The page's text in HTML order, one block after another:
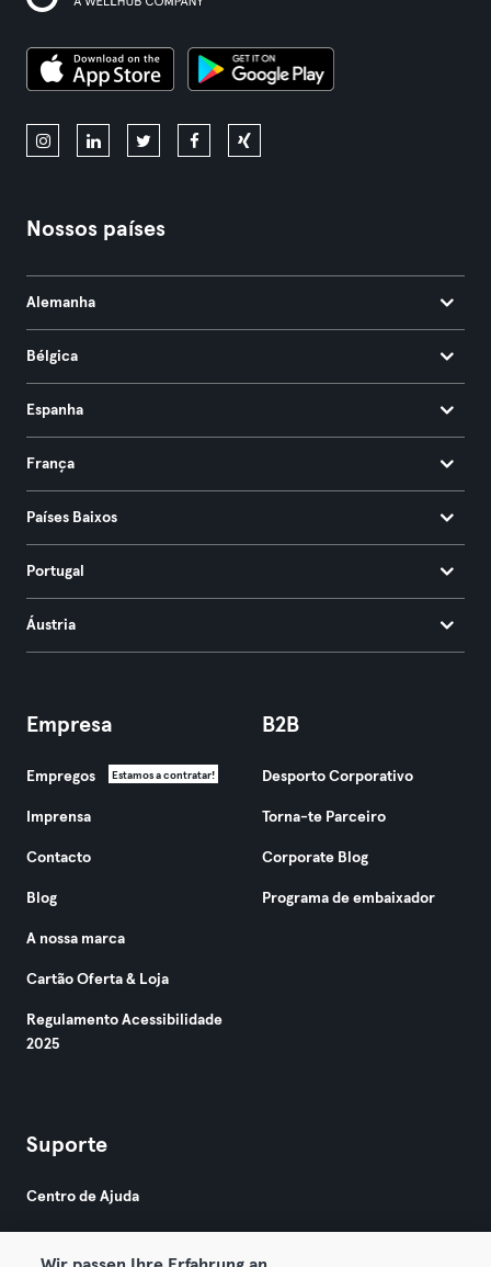
Nossos países
Alemanha
Bélgica
Espanha
França
Países Baixos
Portugal
Áustria
Empresa
Empregos Estamos a contratar!
Imprensa
Contacto
Blog
A nossa marca
Cartão Oferta & Loja
Regulamento Acessibilidade
2025
B2B
Desporto Corporativo
Torna-te Parceiro
Corporate Blog
Programa de embaixador
Suporte
Centro de Ajuda